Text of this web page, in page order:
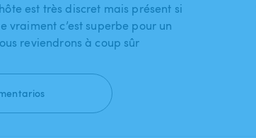
est très discret mais présent si
vraiment c’est superbe pour un
reviendrons à coup sûr